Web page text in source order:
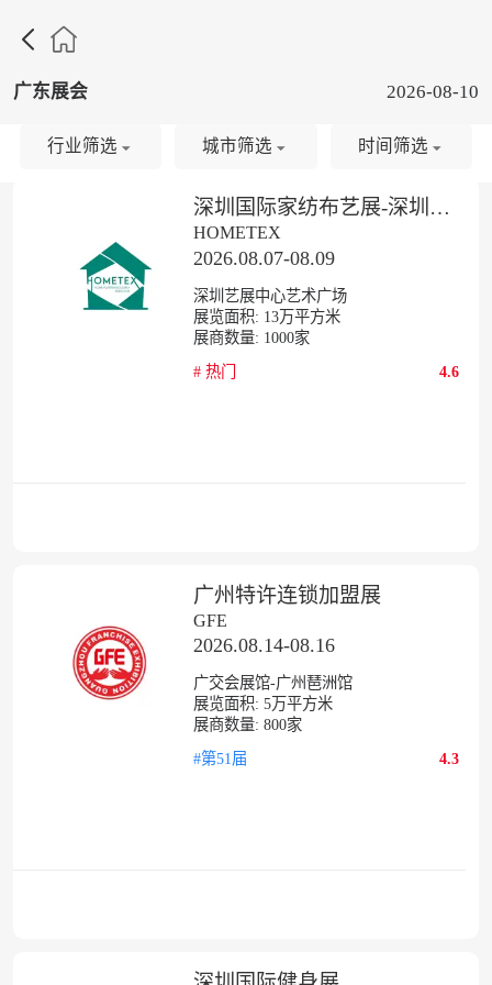

广东展会 2026-08-10
深圳国际家纺布艺展-深圳家居软装展
HOMETEX
2026.08.07-08.09
深圳艺展中心艺术广场
展览面积: 13万平方米
展商数量: 1000家
# 热门 4.6
广州特许连锁加盟展
GFE
2026.08.14-08.16
广交会展馆-广州琶洲馆
展览面积: 5万平方米
展商数量: 800家
#第51届
4.3
行业筛选 城市筛选 时间筛选